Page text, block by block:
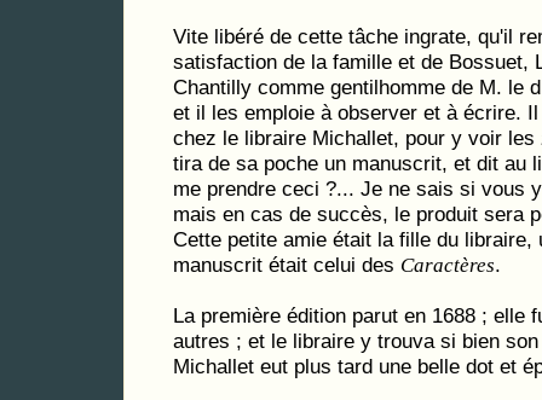
Vite libéré de cette tâche ingrate, qu'il
satisfaction de la famille et de Bossuet,
Chantilly comme gentilhomme de M. le
et il les emploie à observer et à écrire.
chez le libraire Michallet, pour y voir les
tira de sa poche un manuscrit, et dit au
me prendre ceci ?... Je ne sais si vous
mais en cas de succès, le produit sera
Cette petite amie était la fille du libraire,
manuscrit était celui des Caractères.
La première édition parut en 1688 ; elle
autres ; et le libraire y trouva si bien
Michallet eut plus tard une belle dot et